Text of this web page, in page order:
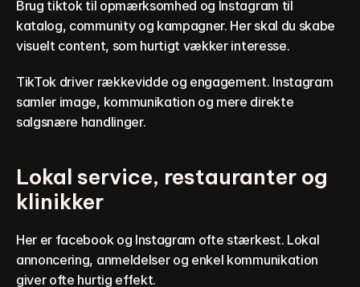
Brug tiktok til opmærksomhed og Instagram til
katalog, community og kampagner. Her skal du skabe
visuelt content, som hurtigt vækker interesse.
TikTok driver rækkevidde og engagement. Instagram
samler image, kommunikation og mere direkte
salgsnære handlinger.
Lokal service, restauranter og
klinikker
Her er facebook og Instagram ofte stærkest. Lokal
annoncering, anmeldelser og enkel kommunikation
giver ofte hurtig effekt.